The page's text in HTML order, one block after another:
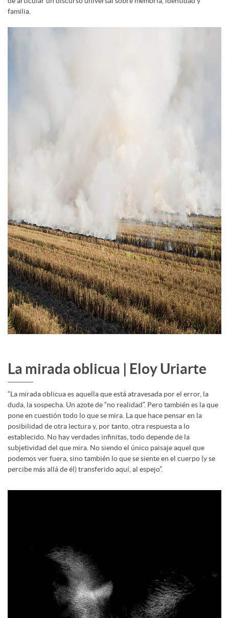
familia.
La mirada oblicua | Eloy Uriarte
“La mirada oblicua es aquella que está atravesada por el error, la
duda, la sospecha. Un azote de “no realidad”. Pero también es la que
pone en cuestión todo lo que se mira. La que hace pensar en la
posibilidad de otra lectura y, por tanto, otra respuesta a lo
establecido. No hay verdades infinitas, todo depende de la
subjetividad del que mira. No siendo el único paisaje aquel que
podemos ver fuera, sino también lo que se siente en el cuerpo (y se
percibe más allá de él) transferido aquí, al espejo”.